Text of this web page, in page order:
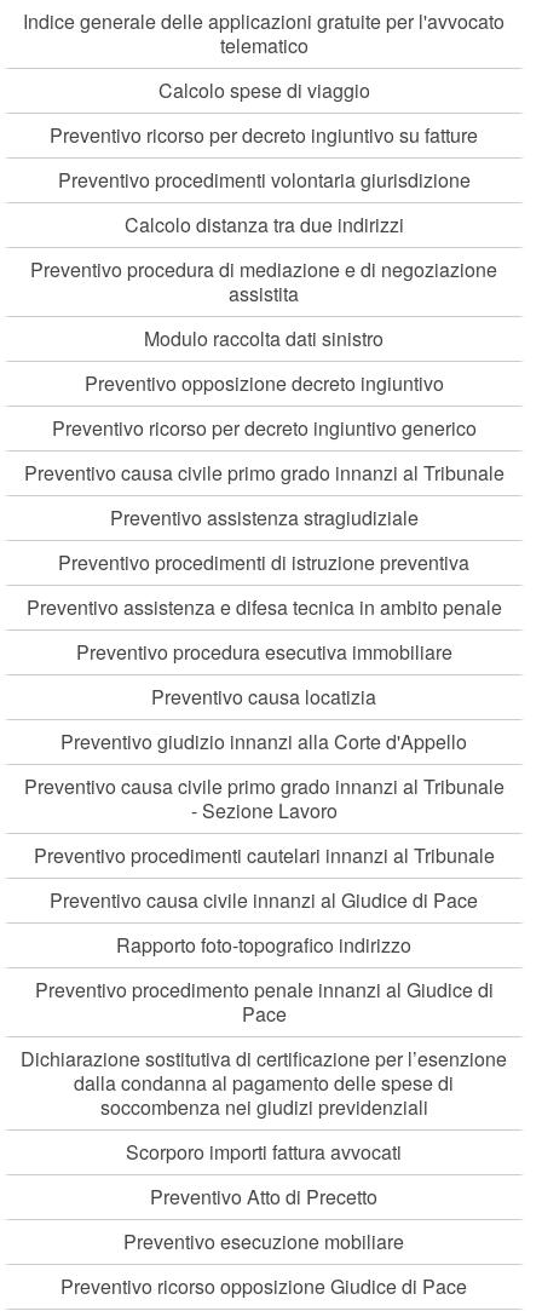
Indice generale delle applicazioni gratuite per l'avvocato
telematico
Calcolo spese di viaggio
Preventivo ricorso per decreto ingiuntivo su fatture
Preventivo procedimenti volontaria giurisdizione
Calcolo distanza tra due indirizzi
Preventivo procedura di mediazione e di negoziazione
assistita
Modulo raccolta dati sinistro
Preventivo opposizione decreto ingiuntivo
Preventivo ricorso per decreto ingiuntivo generico
Preventivo causa civile primo grado innanzi al Tribunale
Preventivo assistenza stragiudiziale
Preventivo procedimenti di istruzione preventiva
Preventivo assistenza e difesa tecnica in ambito penale
Preventivo procedura esecutiva immobiliare
Preventivo causa locatizia
Preventivo giudizio innanzi alla Corte d'Appello
Preventivo causa civile primo grado innanzi al Tribunale
- Sezione Lavoro
Preventivo procedimenti cautelari innanzi al Tribunale
Preventivo causa civile innanzi al Giudice di Pace
Rapporto foto-topografico indirizzo
Preventivo procedimento penale innanzi al Giudice di
Pace
Dichiarazione sostitutiva di certificazione per l’esenzione
dalla condanna al pagamento delle spese di
soccombenza nei giudizi previdenziali
Scorporo importi fattura avvocati
Preventivo Atto di Precetto
Preventivo esecuzione mobiliare
Preventivo ricorso opposizione Giudice di Pace